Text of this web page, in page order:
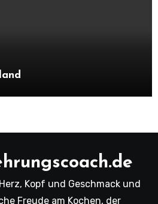
Kopf und Geschmack und
Freude am Kochen, der